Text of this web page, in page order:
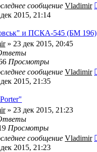
сообщение Vladimir
2015, 21:14
и ПСКА-545 (БМ 196)
» 23 дек 2015, 20:45
Просмотры
сообщение Vladimir
2015, 21:35
» 23 дек 2015, 21:23
Просмотры
сообщение Vladimir
2015, 21:23